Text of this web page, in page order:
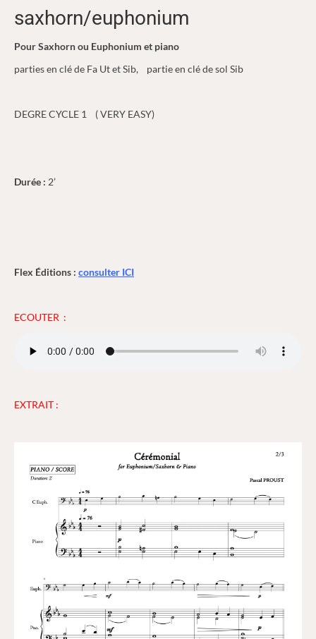
saxhorn/euphonium
Pour Saxhorn ou Euphonium et piano
parties en clé de Fa Ut et Sib, partie en clé de sol Sib
DEGRE CYCLE 1 ( VERY EASY)
Durée : 2’
Flex Éditions : consulter ICI
ECOUTER :
EXTRAIT :